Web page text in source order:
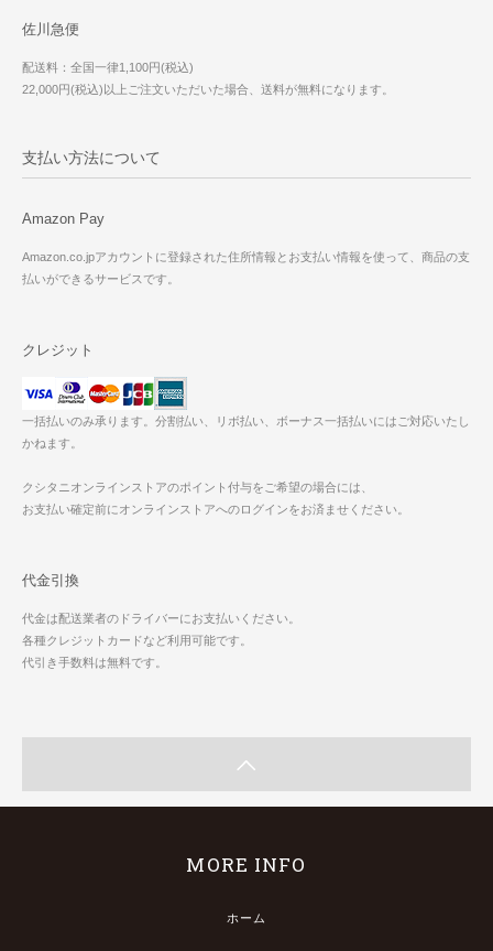
佐川急便
配送料：全国一律1,100円(税込)
22,000円(税込)以上ご注文いただいた場合、送料が無料になります。
支払い方法について
Amazon Pay
Amazon.co.jpアカウントに登録された住所情報とお支払い情報を使って、商品の支
払いができるサービスです。
クレジット
一括払いのみ承ります。分割払い、リボ払い、ボーナス一括払いにはご対応いたし
かねます。
クシタニオンラインストアのポイント付与をご希望の場合には、
お支払い確定前にオンラインストアへのログインをお済ませください。
代金引換
代金は配送業者のドライバーにお支払いください。
各種クレジットカードなど利用可能です。
代引き手数料は無料です。
MORE INFO
ホーム